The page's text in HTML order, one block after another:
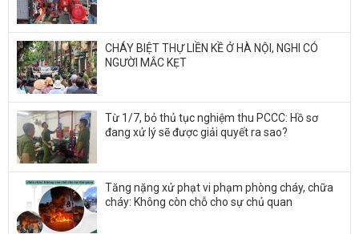
CHÁY BIỆT THỰ LIỀN KỀ Ở HÀ NỘI, NGHI CÓ
NGƯỜI MẮC KẸT
Từ 1/7, bỏ thủ tục nghiệm thu PCCC: Hồ sơ
đang xử lý sẽ được giải quyết ra sao?
Tăng nặng xử phạt vi phạm phòng cháy, chữa
cháy: Không còn chỗ cho sự chủ quan